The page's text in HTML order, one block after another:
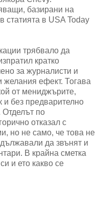
базирани на
в USA Today
трябвало да
кратко
за журналисти и
желания ефект. Тогава
от мениджърите,
и без предварително
Отделът по
отказал с
но не само, че това не
да звънят и
В крайна сметка
и ето какво се